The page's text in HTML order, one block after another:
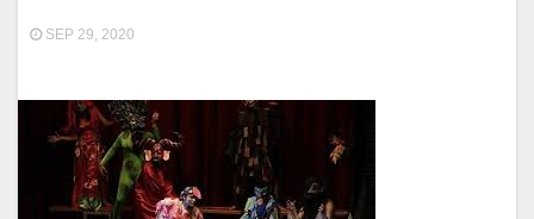
SEP 29, 2020